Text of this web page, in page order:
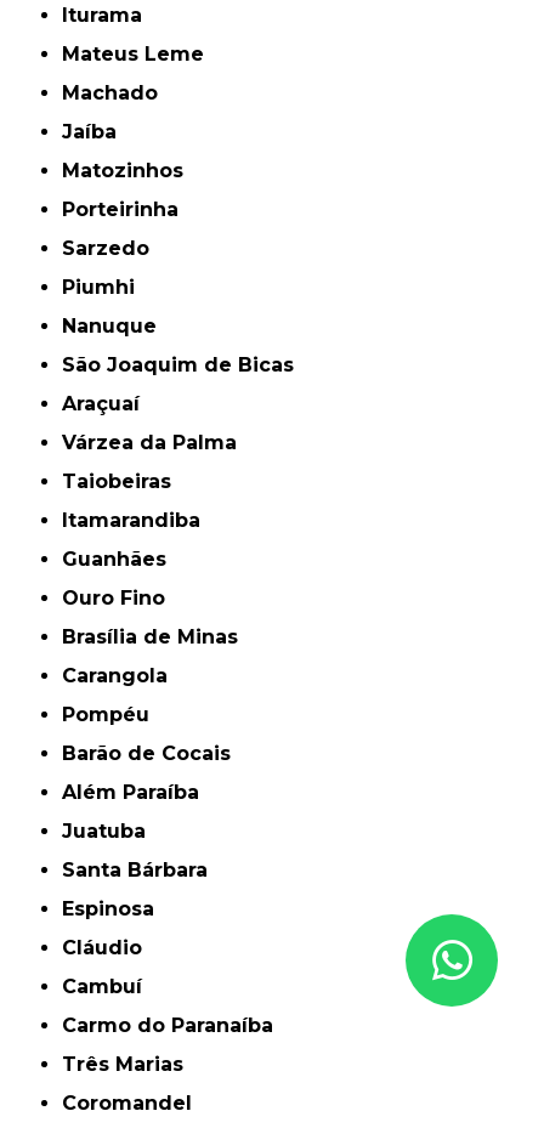
Iturama
Mateus Leme
Machado
Jaíba
Matozinhos
Porteirinha
Sarzedo
Piumhi
Nanuque
São Joaquim de Bicas
Araçuaí
Várzea da Palma
Taiobeiras
Itamarandiba
Guanhães
Ouro Fino
Brasília de Minas
Carangola
Pompéu
Barão de Cocais
Além Paraíba
Juatuba
Santa Bárbara
Espinosa
Cláudio
Cambuí
Carmo do Paranaíba
Três Marias
Coromandel